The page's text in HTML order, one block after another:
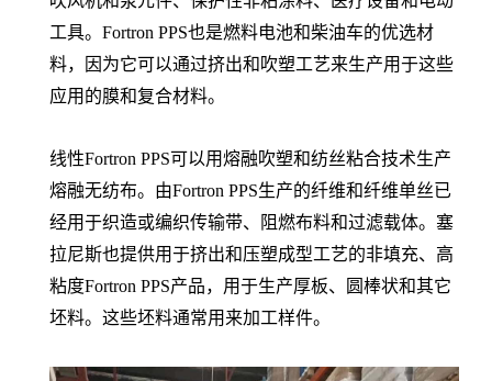
工具。Fortron PPS也是燃料电池和柴油车的优选材
料，因为它可以通过挤出和吹塑工艺来生产用于这些
应用的膜和复合材料。
线性Fortron PPS可以用熔融吹塑和纺丝粘合技术生产
熔融无纺布。由Fortron PPS生产的纤维和纤维单丝已
经用于织造或编织传输带、阻燃布料和过滤载体。塞
拉尼斯也提供用于挤出和压塑成型工艺的非填充、高
粘度Fortron PPS产品，用于生产厚板、圆棒状和其它
坯料。这些坯料通常用来加工样件。